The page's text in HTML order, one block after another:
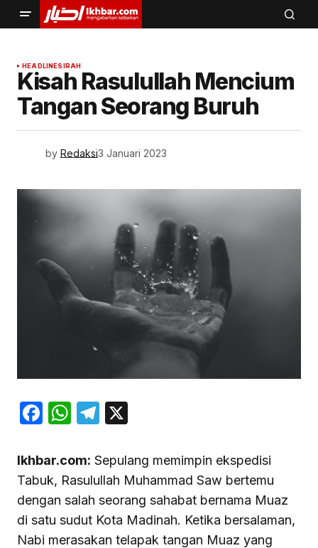
HEADLINESIRAH
Kisah Rasulullah Mencium
Tangan Seorang Buruh
by Redaksi3 Januari 2023
Facebook
WhatsApp
Telegram
Ikhbar.com: Sepulang memimpin ekspedisi
Tabuk, Rasulullah Muhammad Saw bertemu
dengan salah seorang sahabat bernama Muaz
di satu sudut Kota Madinah. Ketika bersalaman,
Nabi merasakan telapak tangan Muaz yang